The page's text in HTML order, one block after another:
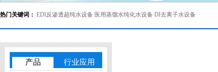
热门关键词： EDI反渗透超纯水设备 医用蒸馏水纯化水设备 DI去离子水设备
产品 行业应用